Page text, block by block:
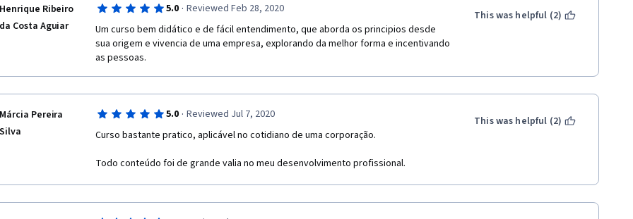
Henrique Ribeiro
da Costa Aguiar
5.0 · Reviewed Feb 28, 2020
Um curso bem didático e de fácil entendimento, que aborda os principios desde
sua origem e vivencia de uma empresa, explorando da melhor forma e incentivando
as pessoas.
This was helpful (2)
Márcia Pereira
Silva
5.0 · Reviewed Jul 7, 2020
Curso bastante pratico, aplicável no cotidiano de uma corporação.
Todo conteúdo foi de grande valia no meu desenvolvimento profissional.
This was helpful (2)